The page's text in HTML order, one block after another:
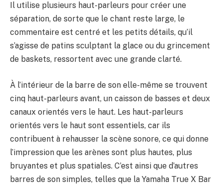
Il utilise plusieurs haut-parleurs pour créer une
séparation, de sorte que le chant reste large, le
commentaire est centré et les petits détails, qu’il
s’agisse de patins sculptant la glace ou du grincement
de baskets, ressortent avec une grande clarté.
À l’intérieur de la barre de son elle-même se trouvent
cinq haut-parleurs avant, un caisson de basses et deux
canaux orientés vers le haut. Les haut-parleurs
orientés vers le haut sont essentiels, car ils
contribuent à rehausser la scène sonore, ce qui donne
l’impression que les arènes sont plus hautes, plus
bruyantes et plus spatiales. C’est ainsi que d’autres
barres de son simples, telles que la Yamaha True X Bar